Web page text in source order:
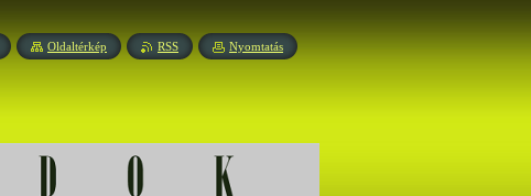
Oldaltérkép RSS Nyomtatás